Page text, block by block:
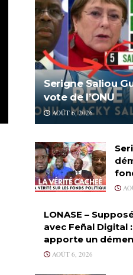
Serigne Saliou
vote de l’ONU
AOÛT 6, 2026
LONASE –
avec Feñal Digital
apporte un
AOÛT 6, 2026